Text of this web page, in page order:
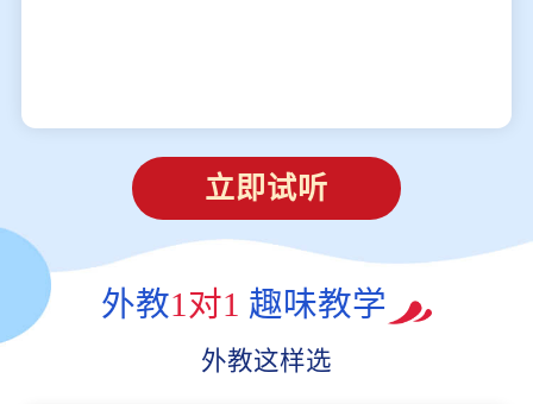
立即试听
外教1对1 趣味教学
外教这样选